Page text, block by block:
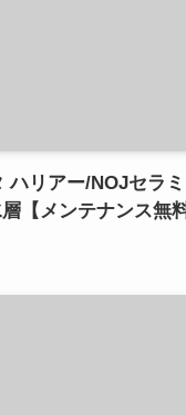
ハリアー/NOJセラ
【メンテナンス無料